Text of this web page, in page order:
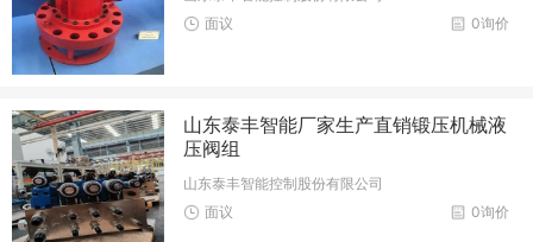
0询价
面议
山东泰丰智能厂家生产直销锻压机械液
压阀组
山东泰丰智能控制股份有限公司
0询价
面议